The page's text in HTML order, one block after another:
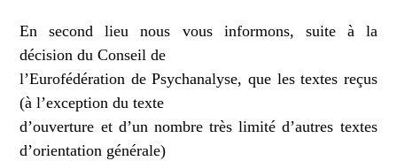
En second lieu nous vous informons, suite à la
décision du Conseil de
l’Eurofédération de Psychanalyse, que les textes reçus
(à l’exception du texte
d’ouverture et d’un nombre très limité d’autres textes
d’orientation générale)